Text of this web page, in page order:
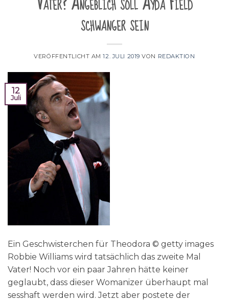
schwanger sein
VERÖFFENTLICHT AM12. JULI 2019 VON REDAKTION
12
Juli
Ein Geschwisterchen für Theodora © getty images
Robbie Williams wird tatsächlich das zweite Mal
Vater! Noch vor ein paar Jahren hätte keiner
geglaubt, dass dieser Womanizer überhaupt mal
sesshaft werden wird. Jetzt aber postete der